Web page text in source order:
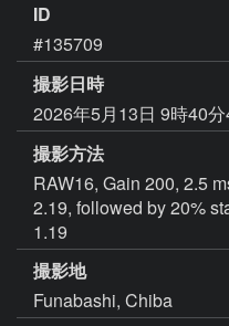
ID
#135709
撮影日時
2026年5月13日 9時40
撮影方法
RAW16, Gain 200, 2.5
2.19, followed by 20%
1.19
撮影地
Funabashi, Chiba